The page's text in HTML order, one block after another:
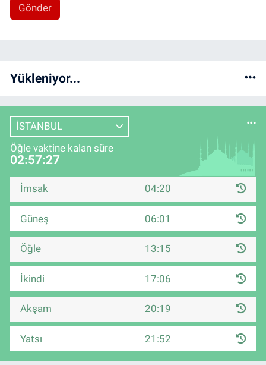
Gönder
Yükleniyor...
İSTANBUL
Öğle vaktine kalan süre
02:57:26
İmsak 04:20
Güneş 06:01
Öğle 13:15
İkindi 17:06
Akşam 20:19
Yatsı 21:52